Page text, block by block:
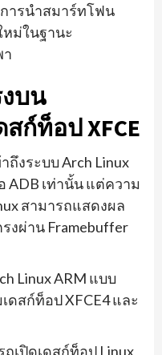
ารนำสมาร์ทโฟน
หม่ในฐานะ
บน
ก์ท็อป XFCE
งระบบ Arch Linux
ADB เท่านั้น แต่ความ
สามารถแสดงผล
งผ่าน Framebuffer
Linux ARM แบบ
ดสก์ท็อป XFCE4 และ
เปิดเดสก์ท็อป Linux